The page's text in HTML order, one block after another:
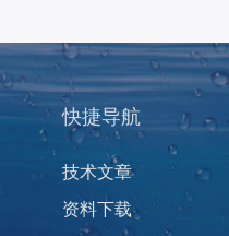
快捷导航
技术文章
资料下载